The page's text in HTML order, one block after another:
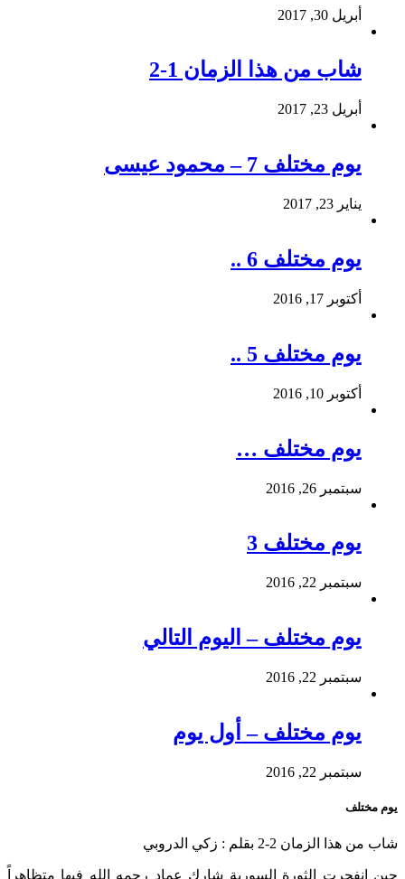
أبريل 30, 2017
شاب من هذا الزمان 1-2
أبريل 23, 2017
يوم مختلف 7 – محمود عيسى
يناير 23, 2017
يوم مختلف 6 ..
أكتوبر 17, 2016
يوم مختلف 5 ..
أكتوبر 10, 2016
يوم مختلف …
سبتمبر 26, 2016
يوم مختلف 3
سبتمبر 22, 2016
يوم مختلف – اليوم التالي
سبتمبر 22, 2016
يوم مختلف – أول يوم
سبتمبر 22, 2016
يوم مختلف
شاب من هذا الزمان 2-2 بقلم : زكي الدروبي
حين انفجرت الثورة السورية شارك عماد رحمه الله فيها متظاهراً